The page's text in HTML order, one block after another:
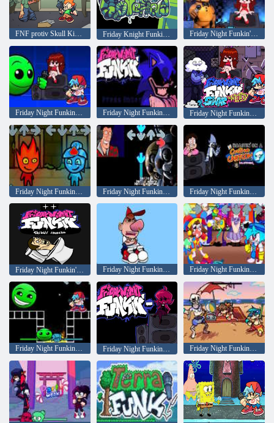
FNF protiv Skull Kida: Newgrounds Rhythm Rebels Friday Knight Funkin protiv Gorefielda Friday Night Funkin' Join the Band But Everybody Sing
Friday Night Funkin Smoke and Mirrors Friday Night Funkin Exchange s Whittyjem
Friday Night Funkin protiv 5 Nights at Freddy's: Bones
Friday Night Funkin' Skibidi Invasion, 3. sezona Friday Night Funkin Billy 17 dolara Friday Night Funkin Digital Fun
Friday Night Funkin Lobotomy Breakthrough Funkin Friday Night Funkin Minus mod Friday Night Funkin protiv Skeletona Stevena